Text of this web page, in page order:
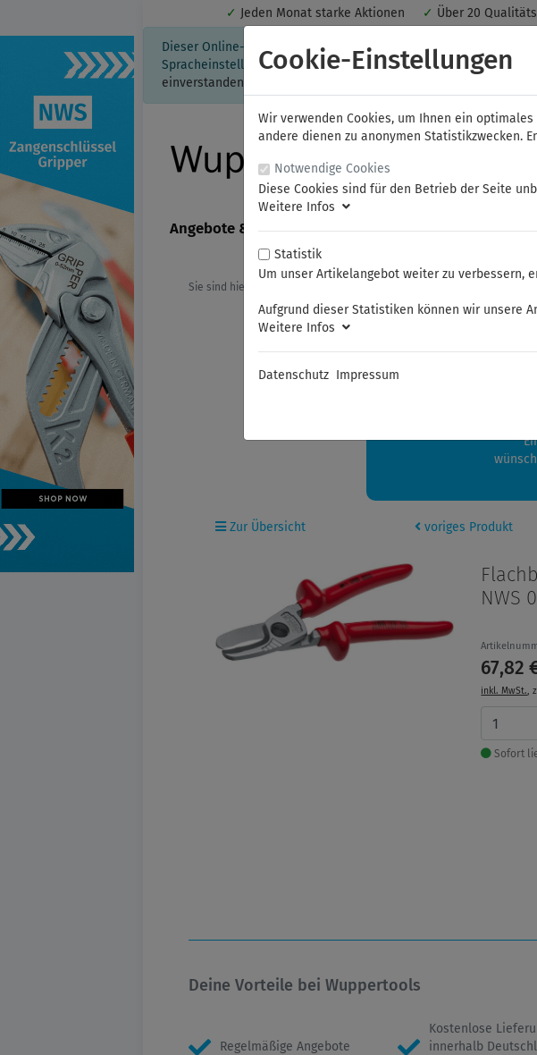
✓ Jeden Monat starke Aktionen ✓ Über 20
Dieser Online-Shop verwendet Cookies für ein optimales
Spracheinstellung auf Ihrem Rechner gespeichert. Ohne
einverstanden, klicken Sie bitte hier.
Angebote & Neuheiten FAMAG NWS
Sie sind hier:
zwischen
Ihre Bestellungen in
Zur Übersicht voriges Produkt
NWS
67,82
inkl. MwSt.,
Sofort
Deine Vorteile bei Wuppertools
Regelmäßige Angebote
Kostenlose
innerhalb
Cookie-Einstellungen
Wir verwenden Cookies, um Ihnen ein
andere dienen zu anonymen Statistikzwecken.
Notwendige Cookies
Diese Cookies sind für den Betrieb der Seite
Weitere Infos
Statistik
Um unser Artikelangebot weiter zu verbessern,
Aufgrund dieser Statistiken können wir unsere
Weitere Infos
Datenschutz Impressum